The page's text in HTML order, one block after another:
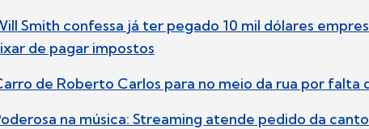
Smith confessa já ter pegado 10 mil dólares
de pagar impostos
de Roberto Carlos para no meio da rua por falta
na música: Streaming atende pedido da